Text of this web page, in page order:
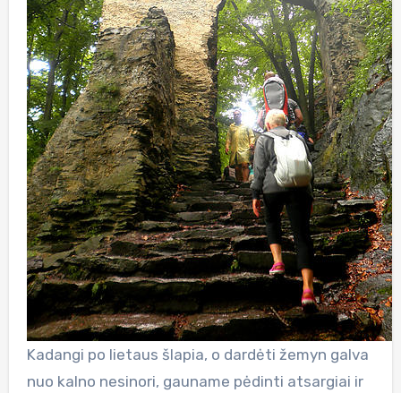
Kadangi po lietaus šlapia, o dardėti žemyn galva
nuo kalno nesinori, gauname pėdinti atsargiai ir